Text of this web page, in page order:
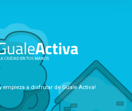
empieza a disfrutar de Guale Activa!
everything
Yesterday at 8:29pm
Hi James! Please
remember to buy the
food for tomorrow! I’m
gonna be handling the
gifts and Jake’s gonna